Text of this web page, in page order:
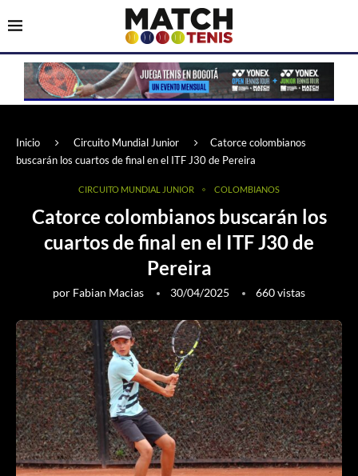
Inicio Circuito Mundial Junior
Catorce colombianos
buscarán los cuartos de final en el ITF J30 de Pereira
CIRCUITO MUNDIAL JUNIOR COLOMBIANOS
Catorce colombianos buscarán los
cuartos de final en el ITF J30 de
Pereira
por Fabian Macias 30/04/2025 660vistas